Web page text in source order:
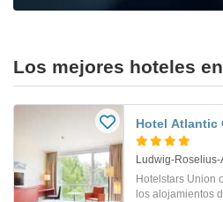
Los mejores hoteles
Hotel Atlantic
Ludwig-
Hotelstars Union
los alojamientos